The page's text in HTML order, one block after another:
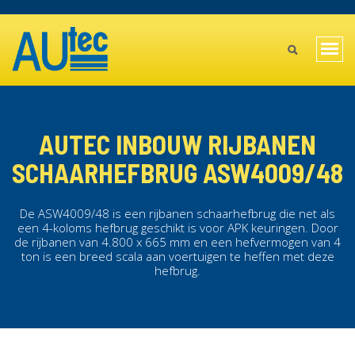
naar
inhoud
MAIN
MENU
AUTEC INBOUW RIJBANEN
SCHAARHEFBRUG ASW4009/48
De ASW4009/48 is een rijbanen schaarhefbrug die net als
een 4-koloms hefbrug geschikt is voor APK keuringen. Door
de rijbanen van 4.800 x 665 mm en een hefvermogen van 4
ton is een breed scala aan voertuigen te heffen met deze
hefbrug.